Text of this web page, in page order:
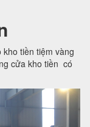
tiền tiệm vàng
cửa kho tiền có